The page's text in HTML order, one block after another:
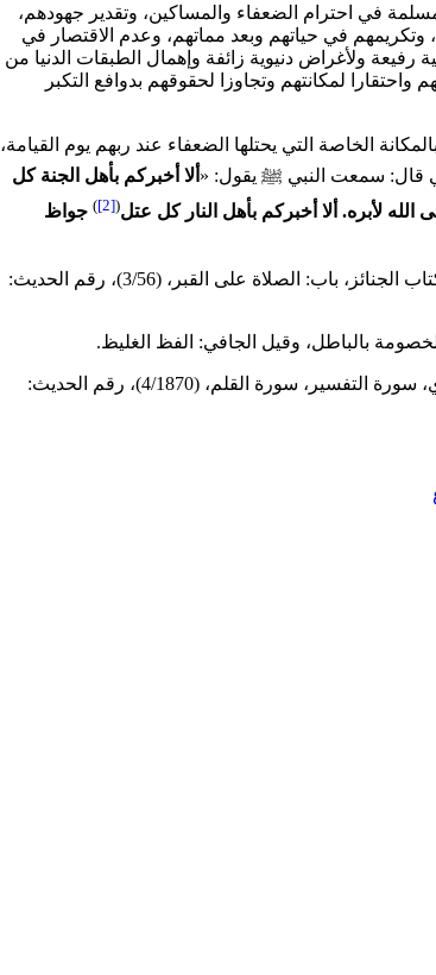
في احترام الضعفاء والمساكين، وتقدير جهودهم،
وتكريمهم في حياتهم وبعد مماتهم، وعدم الاقتصار في
رفيعة ولأغراض دنيوية زائفة وإهمال الطبقات الدنيا من
واحتقارا لمكانتهم وتجاوزا لحقوقهم بدوافع التكبر
الخاصة التي يحتلها الضعفاء عند ربهم يوم القيامة،
قال: سمعت النبي ﷺ يقول: « ألا أخبركم بأهل الجنة كل
لأبره. ألا أخبركم بأهل النار كل عتل(
[2]
) جواظ
مسلم، كتاب الجنائز، باب: الصلاة على القبر، (3/56)، رقم الحديث:
بالباطل، وقيل الجافي: الفظ الغليظ.
، البخاري، سورة التفسير، سورة القلم، (4/1870)، رقم الحديث: